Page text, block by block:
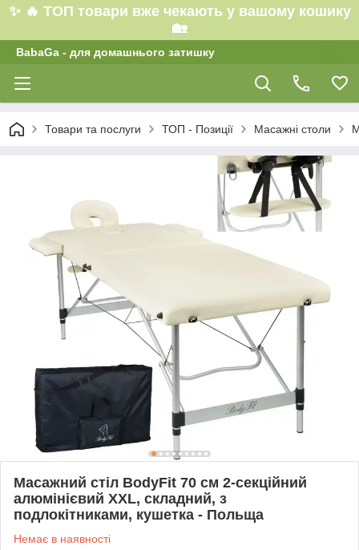
✨ 🔥 ТОП товари вже чекають у вашому кошику
🏡
BabaGa - для домашнього затишку
Товари та послуги ТОП - Позиції Масажні столи
Масажний стіл BodyFit 70 см 2-секційний
алюмінієвий XXL, складний, з
подлокітниками, кушетка - Польща
Немає в наявності